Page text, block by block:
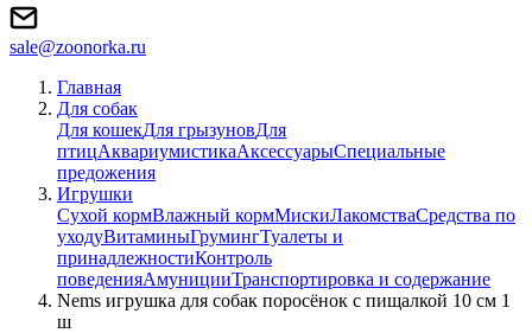
sale@zoonorka.ru
Главная
Для собак
Для кошекДля грызуновДля
птицАквариумистикаАксессуарыСпециальные
предожения
Игрушки
Сухой кормВлажный кормМискиЛакомстваСредства по
уходуВитаминыГрумингТуалеты и
принадлежностиКонтроль
поведенияАмуницииТранспортировка и содержание
Nems игрушка для собак поросёнок с пищалкой 10 см 1
ш